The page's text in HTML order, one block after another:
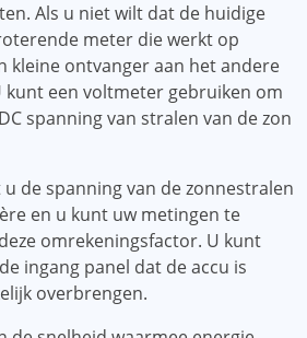
Als u niet wilt dat de huidige
meter die werkt op
kleine ontvanger aan het andere
kunt een voltmeter gebruiken om
spanning van stralen van de zon
de spanning van de zonnestralen
en u kunt uw metingen te
omrekeningsfactor. U kunt
ingang panel dat de accu is
overbrengen.